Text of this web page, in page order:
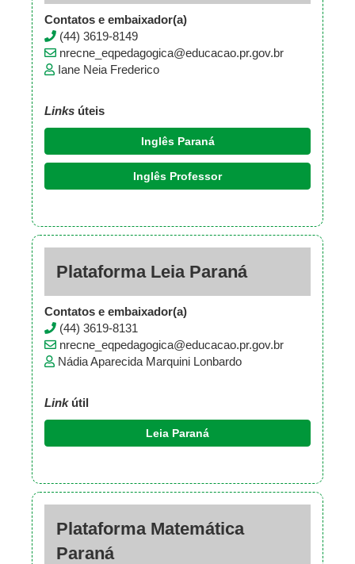
Contatos e embaixador(a)
(44) 3619-8149
nrecne_eqpedagogica@educacao.pr.gov.br
Iane Neia Frederico
Links úteis
Inglês Paraná
Inglês Professor
Plataforma Leia Paraná
Contatos e embaixador(a)
(44) 3619-8131
nrecne_eqpedagogica@educacao.pr.gov.br
Nádia Aparecida Marquini Lonbardo
Linkútil
Leia Paraná
Plataforma Matemática
Paraná